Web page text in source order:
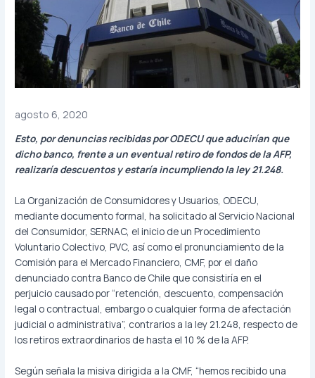
agosto 6, 2020
Esto, por denuncias recibidas por ODECU que aducirían que
dicho banco, frente a un eventual retiro de fondos de la AFP,
realizaría descuentos y estaría incumpliendo la ley 21.248.
La Organización de Consumidores y Usuarios, ODECU,
mediante documento formal, ha solicitado al Servicio Nacional
del Consumidor, SERNAC, el inicio de un Procedimiento
Voluntario Colectivo, PVC, así como el pronunciamiento de la
Comisión para el Mercado Financiero, CMF, por el daño
denunciado contra Banco de Chile que consistiría en el
perjuicio causado por “retención, descuento, compensación
legal o contractual, embargo o cualquier forma de afectación
judicial o administrativa”, contrarios a la ley 21.248, respecto de
los retiros extraordinarios de hasta el 10 % de la AFP.
Según señala la misiva dirigida a la CMF, “hemos recibido una